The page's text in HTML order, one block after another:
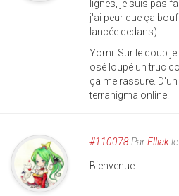
lignes, je suis pas
j'ai peur que ça
lancée dedans).
Yomi: Sur le coup
osé loupé un truc
ça me rassure.
terranigma online.
#110078ParElliak
Bienvenue.